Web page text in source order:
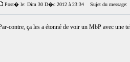
Post� le: Dim 30 D�c 2012 à 23:34 Sujet du message:
contre, ça les a étonné de voir un MbP avec une